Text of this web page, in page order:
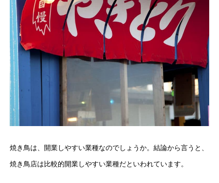
焼き鳥は、開業しやすい業種なのでしょうか。結論から言うと、
焼き鳥店は比較的開業しやすい業種だといわれています。